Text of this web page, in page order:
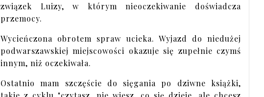
związek Luizy, w którym nieoczekiwanie doświadcza
przemocy.
Wycieńczona obrotem spraw ucieka. Wyjazd do niedużej
podwarszawskiej miejscowości okazuje się zupełnie czymś
innym, niż oczekiwała.
Ostatnio mam szczęście do sięgania po dziwne książki,